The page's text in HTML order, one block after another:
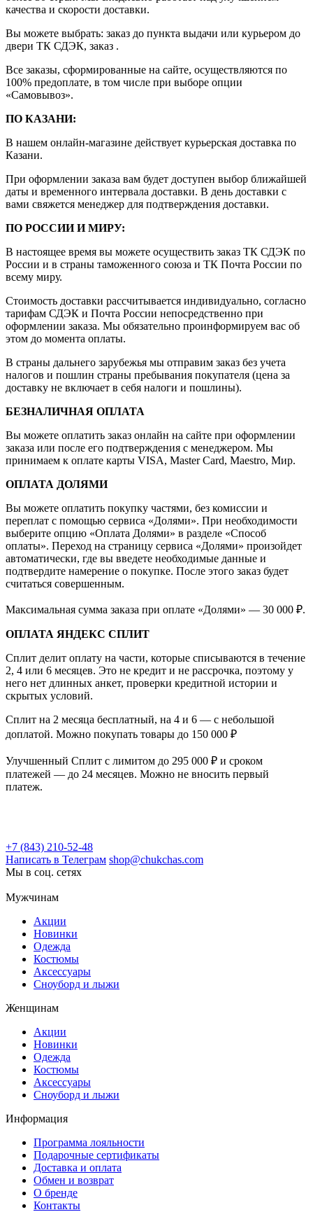
качества и скорости доставки.
Вы можете выбрать: заказ до пункта выдачи или курьером до
двери ТК СДЭК, заказ .
Все заказы, сформированные на сайте, осуществляются по
100% предоплате, в том числе при выборе опции
«Самовывоз».
ПО КАЗАНИ:
В нашем онлайн-магазине действует курьерская доставка по
Казани.
При оформлении заказа вам будет доступен выбор ближайшей
даты и временного интервала доставки. В день доставки с
вами свяжется менеджер для подтверждения доставки.
ПО РОССИИ И МИРУ:
В настоящее время вы можете осуществить заказ ТК СДЭК по
России и в страны таможенного союза и ТК Почта России по
всему миру.
Стоимость доставки рассчитывается индивидуально, согласно
тарифам СДЭК и Почта России непосредственно при
оформлении заказа. Мы обязательно проинформируем вас об
этом до момента оплаты.
В страны дальнего зарубежья мы отправим заказ без учета
налогов и пошлин страны пребывания покупателя (цена за
доставку не включает в себя налоги и пошлины).
БЕЗНАЛИЧНАЯ ОПЛАТА
Вы можете оплатить заказ онлайн на сайте при оформлении
заказа или после его подтверждения с менеджером. Мы
принимаем к оплате карты VISA, Master Card, Maestro, Мир.
ОПЛАТА ДОЛЯМИ
Вы можете оплатить покупку частями, без комиссии и
переплат с помощью сервиса «Долями». При необходимости
выберите опцию «Оплата Долями» в разделе «Способ
оплаты». Переход на страницу сервиса «Долями» произойдет
автоматически, где вы введете необходимые данные и
подтвердите намерение о покупке. После этого заказ будет
считаться совершенным.
Максимальная сумма заказа при оплате «Долями» — 30 000 ₽.
ОПЛАТА ЯНДЕКС СПЛИТ
Сплит делит оплату на части, которые списываются в течение
2, 4 или 6 месяцев. Это не кредит и не рассрочка, поэтому у
него нет длинных анкет, проверки кредитной истории и
скрытых условий.
Сплит на 2 месяца бесплатный, на 4 и 6 — с небольшой
доплатой. Можно покупать товары до 150 000 ₽
Улучшенный Сплит с лимитом до 295 000 ₽ и сроком
платежей — до 24 месяцев. Можно не вносить первый
платеж.
+7 (843) 210-52-48
Написать в Телеграм shop@chukchas.com
Мы в соц. сетях
Мужчинам
Акции
Новинки
Одежда
Костюмы
Аксессуары
Сноуборд и лыжи
Женщинам
Акции
Новинки
Одежда
Костюмы
Аксессуары
Сноуборд и лыжи
Информация
Программа лояльности
Подарочные сертификаты
Доставка и оплата
Обмен и возврат
О бренде
Контакты